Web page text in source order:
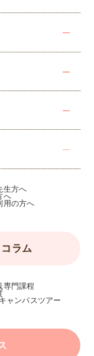
コラム
生方へ
へ
用の方へ
専門課程
ャンパスツアー